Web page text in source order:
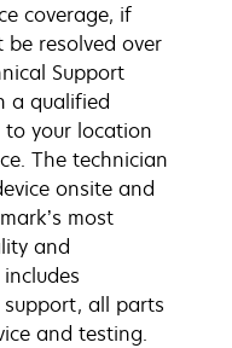
coverage, if
be resolved over
Support
a qualified
to your location
The technician
onsite and
most
and
all parts
and testing.